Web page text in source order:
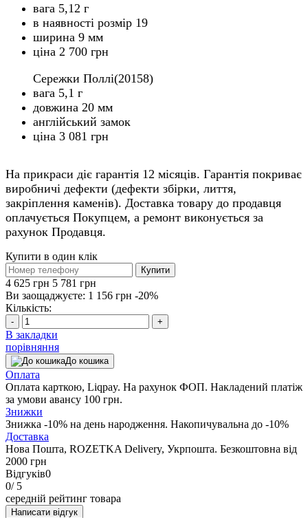
вага 5,12 г
в наявності розмір 19
ширина 9 мм
ціна 2 700 грн
Сережки Поллі(20158)
вага 5,1 г
довжина 20 мм
англійський замок
ціна 3 081 грн
На прикраси діє гарантія 12 місяців. Гарантія покриває
виробничі дефекти (дефекти збірки, лиття,
закріплення каменів). Доставка товару до продавця
оплачується Покупцем, а ремонт виконується за
рахунок Продавця.
Купити в один клік
Купити
4 625 грн 5 781 грн
Ви заощаджуєте: 1 156 грн -20%
Кількість:
- +
В закладки
порівняння
До кошика
Оплата
Оплата карткою, Liqpay. На рахунок ФОП. Накладений платіж
за умови авансу 100 грн.
Знижки
Знижка -10% на день народження. Накопичувальна до -10%
Доставка
Нова Пошта, ROZETKA Delivery, Укрпошта. Безкоштовна від
2000 грн
Відгуків0
0/ 5
середній рейтинг товара
Написати відгук